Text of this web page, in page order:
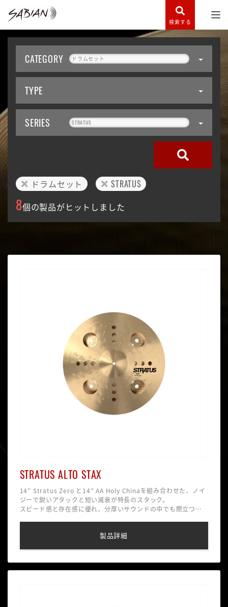
検索する
CATEGORY ドラムセット
TYPE
SERIES STRATUS
ドラムセット STRATUS
8個の製品がヒットしました
STRATUS ALTO STAX
14” Stratus Zero と14” AA Holy Chinaを組み合わせた、ノイ
ジーで鋭いアタックと短い減衰が特長のスタック。
スピード感と存在感に優れ、分厚いサウンドの中でも際立つア
製品詳細